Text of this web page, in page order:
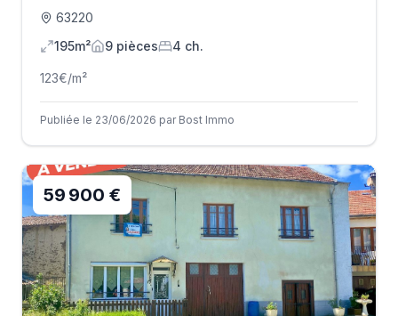
63220
195m²
9 pièces 4 ch.
123€/m²
Publiée le 23/06/2026 par Bost Immo
59 900 €